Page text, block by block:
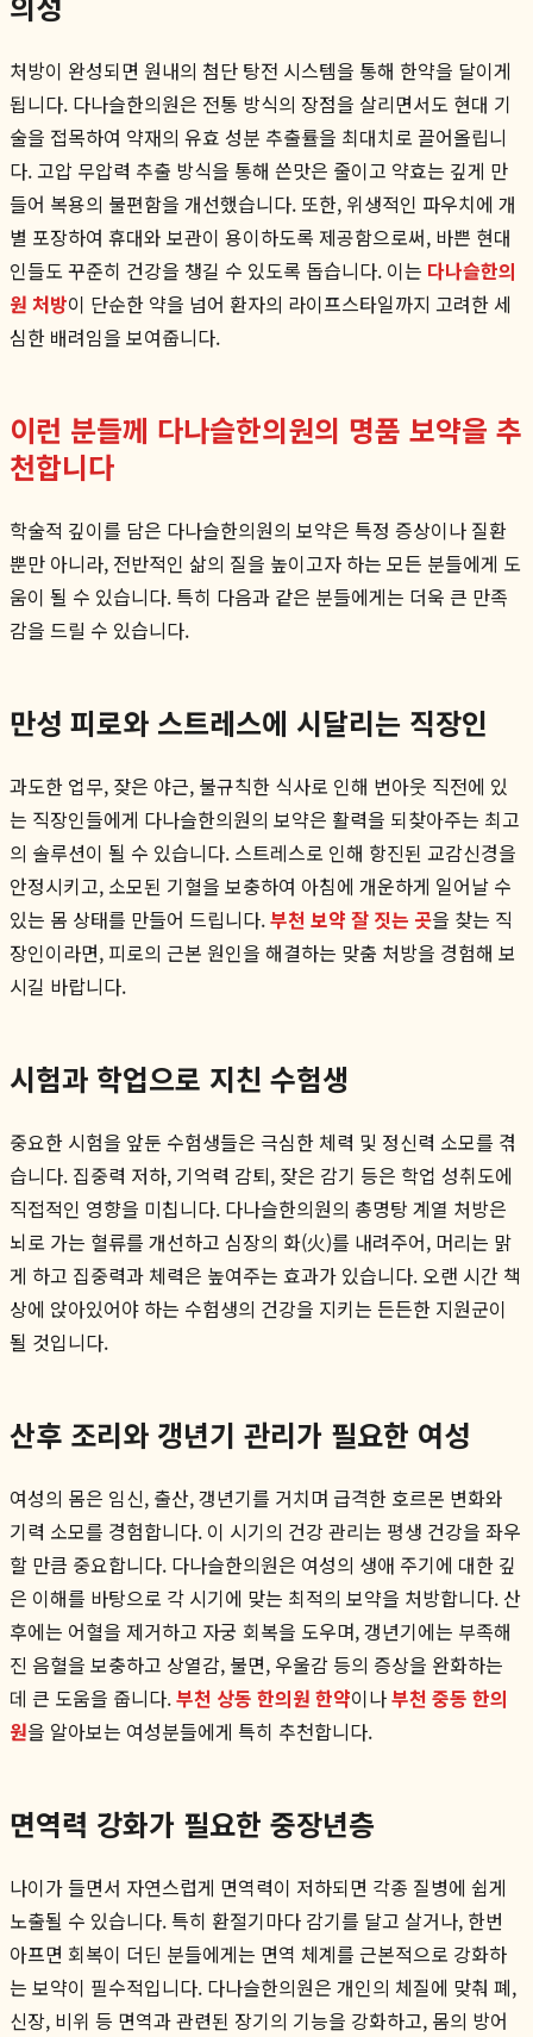
처방이 완성되면 원내의 첨단 탕전 시스템을 통해 한약을 달이게
됩니다. 다나슬한의원은 전통 방식의 장점을 살리면서도 현대 기
술을 접목하여 약재의 유효 성분 추출률을 최대치로 끌어올립니
다. 고압 무압력 추출 방식을 통해 쓴맛은 줄이고 약효는 깊게 만
들어 복용의 불편함을 개선했습니다. 또한, 위생적인 파우치에 개
별 포장하여 휴대와 보관이 용이하도록 제공함으로써, 바쁜 현대
인들도 꾸준히 건강을 챙길 수 있도록 돕습니다. 이는 다나슬한의
원 처방이 단순한 약을 넘어 환자의 라이프스타일까지 고려한 세
심한 배려임을 보여줍니다.
이런 분들께 다나슬한의원의 명품 보약을 추
천합니다
학술적 깊이를 담은 다나슬한의원의 보약은 특정 증상이나 질환
뿐만 아니라, 전반적인 삶의 질을 높이고자 하는 모든 분들에게 도
움이 될 수 있습니다. 특히 다음과 같은 분들에게는 더욱 큰 만족
감을 드릴 수 있습니다.
만성 피로와 스트레스에 시달리는 직장인
과도한 업무, 잦은 야근, 불규칙한 식사로 인해 번아웃 직전에 있
는 직장인들에게 다나슬한의원의 보약은 활력을 되찾아주는 최고
의 솔루션이 될 수 있습니다. 스트레스로 인해 항진된 교감신경을
안정시키고, 소모된 기혈을 보충하여 아침에 개운하게 일어날 수
있는 몸 상태를 만들어 드립니다.부천 보약 잘 짓는 곳을 찾는 직
장인이라면, 피로의 근본 원인을 해결하는 맞춤 처방을 경험해 보
시길 바랍니다.
시험과 학업으로 지친 수험생
중요한 시험을 앞둔 수험생들은 극심한 체력 및 정신력 소모를 겪
습니다. 집중력 저하, 기억력 감퇴, 잦은 감기 등은 학업 성취도에
직접적인 영향을 미칩니다. 다나슬한의원의 총명탕 계열 처방은
뇌로 가는 혈류를 개선하고 심장의 화(火)를 내려주어, 머리는 맑
게 하고 집중력과 체력은 높여주는 효과가 있습니다. 오랜 시간 책
상에 앉아있어야 하는 수험생의 건강을 지키는 든든한 지원군이
될 것입니다.
산후 조리와 갱년기 관리가 필요한 여성
여성의 몸은 임신, 출산, 갱년기를 거치며 급격한 호르몬 변화와
기력 소모를 경험합니다. 이 시기의 건강 관리는 평생 건강을 좌우
할 만큼 중요합니다. 다나슬한의원은 여성의 생애 주기에 대한 깊
은 이해를 바탕으로 각 시기에 맞는 최적의 보약을 처방합니다. 산
후에는 어혈을 제거하고 자궁 회복을 도우며, 갱년기에는 부족해
진 음혈을 보충하고 상열감, 불면, 우울감 등의 증상을 완화하는
데 큰 도움을 줍니다.부천 상동 한의원 한약이나부천 중동 한의
원을 알아보는 여성분들에게 특히 추천합니다.
면역력 강화가 필요한 중장년층
나이가 들면서 자연스럽게 면역력이 저하되면 각종 질병에 쉽게
노출될 수 있습니다. 특히 환절기마다 감기를 달고 살거나, 한번
아프면 회복이 더딘 분들에게는 면역 체계를 근본적으로 강화하
는 보약이 필수적입니다. 다나슬한의원은 개인의 체질에 맞춰 폐,
신장, 비위 등 면역과 관련된 장기의 기능을 강화하고, 몸의 방어